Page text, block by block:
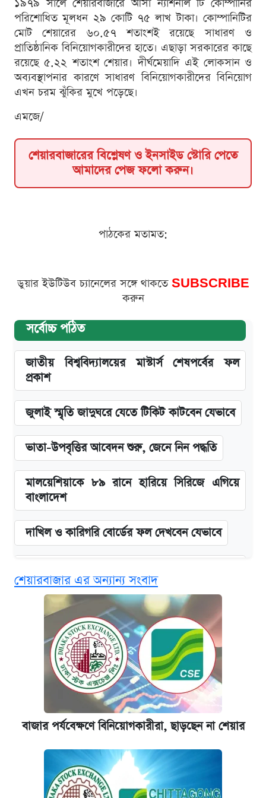
১৯৭৯ সালে শেয়ারবাজারে আসা ন্যাশনাল টি কোম্পানির
পরিশোধিত মূলধন ২৯ কোটি ৭৫ লাখ টাকা। কোম্পানিটির
মোট শেয়ারের ৬০.৫৭ শতাংশই রয়েছে সাধারণ ও
প্রাতিষ্ঠানিক বিনিয়োগকারীদের হাতে। এছাড়া সরকারের কাছে
রয়েছে ৫.২২ শতাংশ শেয়ার। দীর্ঘমেয়াদি এই লোকসান ও
অব্যবস্থাপনার কারণে সাধারণ বিনিয়োগকারীদের বিনিয়োগ
এখন চরম ঝুঁকির মুখে পড়েছে।
এমজে/
শেয়ারবাজারের বিশ্লেষণ ও ইনসাইড স্টোরি পেতে
আমাদের পেজ ফলো করুন।
পাঠকের মতামত:
ডুয়ার ইউটিউব চ্যানেলের সঙ্গে থাকতে SUBSCRIBE
করুন
সর্বোচ্চ পঠিত
জাতীয় বিশ্ববিদ্যালয়ের মাস্টার্স শেষপর্বের ফল
প্রকাশ
জুলাই স্মৃতি জাদুঘরে যেতে টিকিট কাটবেন যেভাবে
ভাতা-উপবৃত্তির আবেদন শুরু, জেনে নিন পদ্ধতি
মালয়েশিয়াকে ৮৯ রানে হারিয়ে সিরিজে এগিয়ে
বাংলাদেশ
দাখিল ও কারিগরি বোর্ডের ফল দেখবেন যেভাবে
যেভাবে
আজকের বাজারে স্বর্ণের দাম (৯ আগস্ট)
এক ক্লিকে জেনে নিন আইফোন ১৮ প্রো ম্যাক্সের
দাম ও ফিচার
নবম জাতীয় পে-স্কেল নিয়ে সর্বশেষ যা জানা গেল
আজকের বাজারে স্বর্ণ-রুপার দাম (৫ আগস্ট)
শেয়ারবাজার এর অন্যান্য সংবাদ
বাজার পর্যবেক্ষণে বিনিয়োগকারীরা, ছাড়ছেন না শেয়ার